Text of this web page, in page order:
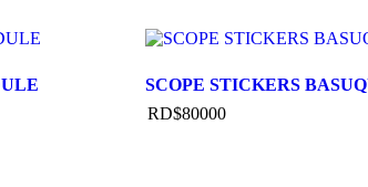
SCOPE STICKERS
RD$80000